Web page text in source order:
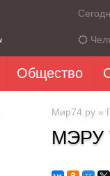
Общество
Мир74.ру »
МЭРУ